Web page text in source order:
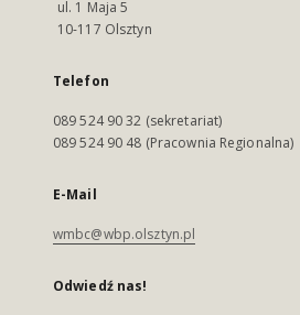
ul. 1 Maja 5
10-117 Olsztyn
Telefon
089 524 90 32 (sekretariat)
089 524 90 48 (Pracownia Regionalna)
E-Mail
wmbc@wbp.olsztyn.pl
Odwiedź nas!